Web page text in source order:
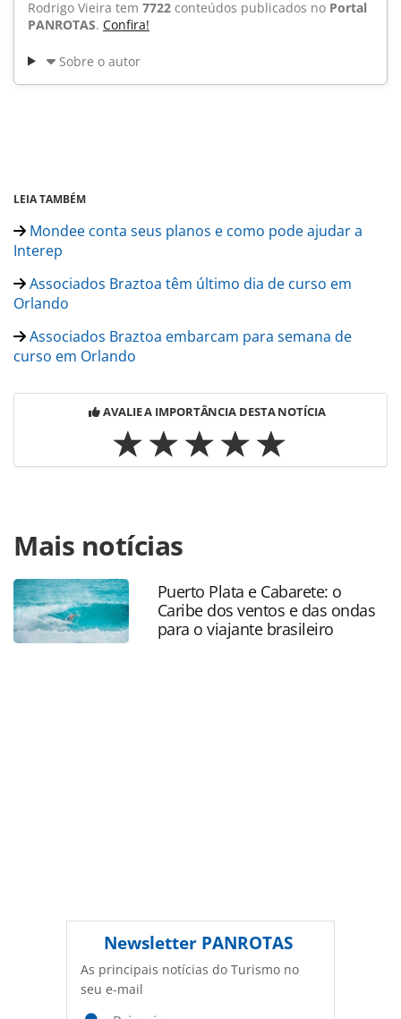
Rodrigo Vieira tem 7722 conteúdos publicados no Portal
PANROTAS. Confira!
Sobre o autor
LEIA TAMBÉM
Mondee conta seus planos e como pode ajudar a
Interep
Associados Braztoa têm último dia de curso em
Orlando
Associados Braztoa embarcam para semana de
curso em Orlando
AVALIE A IMPORTÂNCIA DESTA NOTÍCIA
https://www.panrotas.com.br/mercado/operadoras/2023/
camargo-da-ct-operadora-sera-o-presidente-da-
braztoa_196863.html ou as ferramentas oferecidas na
página. Todo o conteúdo produzido pela PANROTAS
Editora é protegido pela legislação brasileira sobre direito
autoral. Não reproduza o conteúdo sem autorização da
Mais notícias
Puerto Plata e Cabarete: o
Caribe dos ventos e das ondas
para o viajante brasileiro
Newsletter PANROTAS
As principais notícias do Turismo no
seu e-mail